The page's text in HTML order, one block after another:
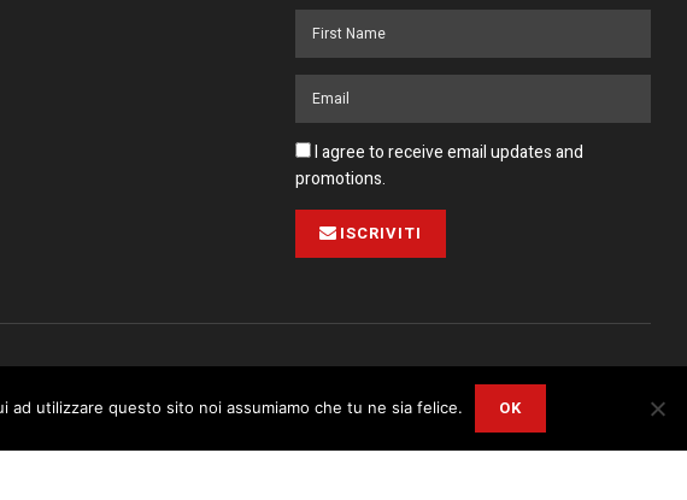
I agree to receive email updates and
promotions.
ISCRIVITI
Pubblicità Collabora con noi Contatto Privacy Policy
used. Visit ourPrivacy and Cookie Policy. I Agree
utilizzare questo sito noi assumiamo che tu ne sia felice. OK